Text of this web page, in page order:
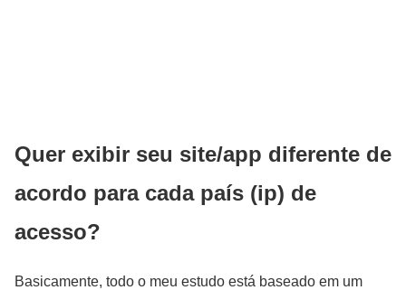
Quer exibir seu site/app diferente de
acordo para cada país (ip) de
acesso?
Basicamente, todo o meu estudo está baseado em um